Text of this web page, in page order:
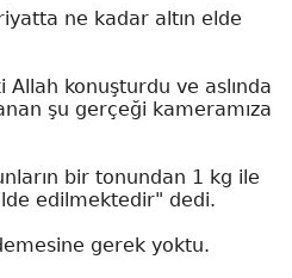
ne kadar altın elde
Allah konuşturdu ve aslında
şu gerçeği kameramıza
bir tonundan 1 kg ile
edilmektedir" dedi.
gerek yoktu.